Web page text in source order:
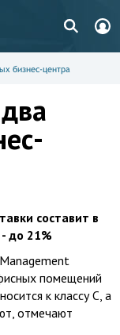
бизнес-центра
составит в
до 21%
помещений
к классу С, а
отмечают